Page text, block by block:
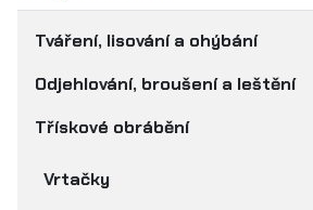
Tváření, lisování a ohýbání
Odjehlování, broušení a leštění
Třískové obrábění
Vrtačky